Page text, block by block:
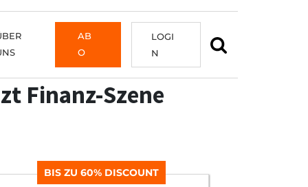
AB
O
LOGI
N
Finanz-Szene
BIS ZU 60% DISCOUNT